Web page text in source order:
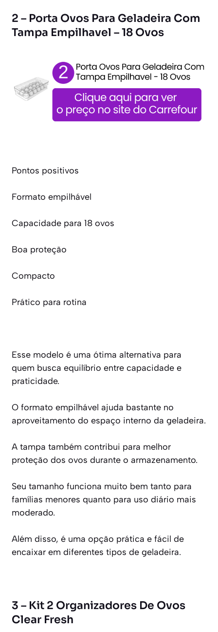
2 – Porta Ovos Para Geladeira Com
Tampa Empilhavel – 18 Ovos
Pontos positivos
Formato empilhável
Capacidade para 18 ovos
Boa proteção
Compacto
Prático para rotina
Esse modelo é uma ótima alternativa para
quem busca equilíbrio entre capacidade e
praticidade.
O formato empilhável ajuda bastante no
aproveitamento do espaço interno da geladeira.
A tampa também contribui para melhor
proteção dos ovos durante o armazenamento.
Seu tamanho funciona muito bem tanto para
famílias menores quanto para uso diário mais
moderado.
Além disso, é uma opção prática e fácil de
encaixar em diferentes tipos de geladeira.
3 – Kit 2 Organizadores De Ovos
Clear Fresh